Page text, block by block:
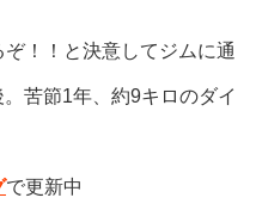
！！と決意してジムに通
苦節1年、約9キロのダイ
で更新中